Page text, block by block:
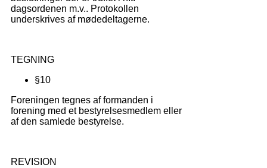
dagsordenen m.v.. Protokollen
underskrives af mødedeltagerne.
TEGNING
§10
Foreningen tegnes af formanden i
forening med et bestyrelsesmedlem eller
af den samlede bestyrelse.
REVISION